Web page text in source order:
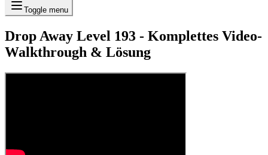
Toggle menu
Drop Away Level 193 - Komplettes Video-
Walkthrough & Lösung